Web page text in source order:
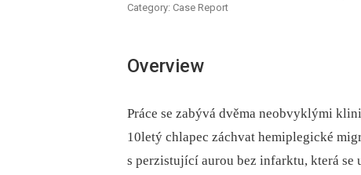
Category: Case Report
Overview
Práce se zabývá dvěma neobvyklými
10letý chlapec záchvat hemiplegické
s perzistující aurou bez infarktu, která se